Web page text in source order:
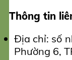
Thông tin
Địa chỉ: số
Phường 6,